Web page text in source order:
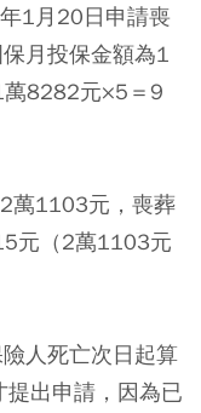
1月20日申請喪
月投保金額為1
8282元×5＝9
萬1103元，喪葬
元（2萬1103元
人死亡次日起算
出申請，因為已